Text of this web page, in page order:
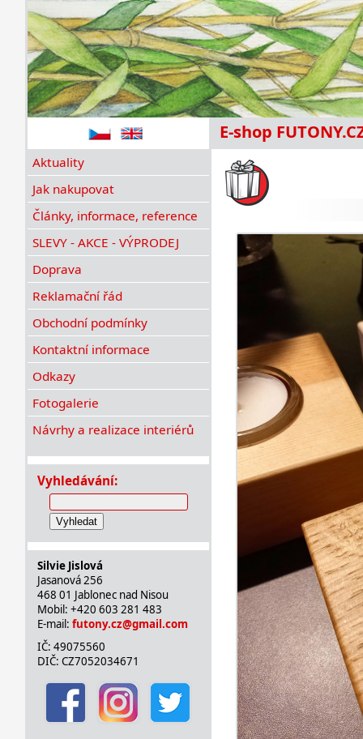
E-shop
Aktuality
Jak nakupovat
Články, informace, reference
SLEVY - AKCE - VÝPRODEJ
Doprava
Reklamační řád
Obchodní podmínky
Kontaktní informace
Odkazy
Fotogalerie
Návrhy a realizace interiérů
Vyhledávání:
Vyhledat
Silvie Jislová
Jasanová 256
468 01 Jablonec nad Nisou
Mobil: +420 603 281 483
E-mail: futony.cz@gmail.com
IČ: 49075560
DIČ: CZ7052034671